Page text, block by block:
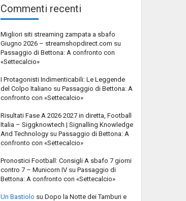
Commenti recenti
Migliori siti streaming zampata a sbafo
Giugno 2026 – streamshopdirect.com su
Passaggio di Bettona: A confronto con
«Settecalcio»
I Protagonisti Indimenticabili: Le Leggende
del Colpo Italiano su Passaggio di Bettona: A
confronto con «Settecalcio»
Risultati Fase A 2026 2027 in diretta, Football
Italia – Siggknowtech | Signalling Knowledge
And Technology su Passaggio di Bettona: A
confronto con «Settecalcio»
Pronostici Football: Consigli A sbafo 7 giorni
contro 7 – Municorn IV su Passaggio di
Bettona: A confronto con «Settecalcio»
Un Bastiolo su Dopo la Notte dei Tamburi e